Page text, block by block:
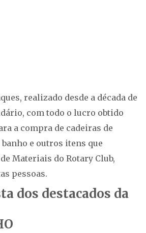
realizado desde a década de
com todo o lucro obtido
a compra de cadeiras de
e outros itens que
Materiais do Rotary Club,
pessoas.
dos destacados da